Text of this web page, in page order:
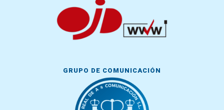
GRUPO DE COMUNICACIÓN